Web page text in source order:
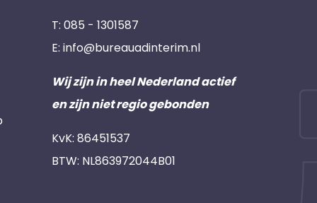
T: 085 - 1301587
E: info@bureauadinterim.nl
Wij zijn in heel Nederland actief
en zijn niet regio gebonden
KvK: 86451537
BTW: NL863972044B01